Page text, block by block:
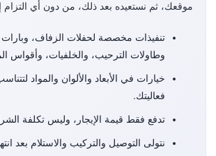
موقعك، ثم نستعيده بعد ذلك، من دون أي
تنفيذات مخصصة لحفلات الزفاف، وبارات
وطاولات الترحيب، والخلفيات، وأقواس
خيارات في الأبعاد والألوان والمواد
فعاليتك.
تدفع فقط قيمة الإيجار، وليس تكلفة
نتولى التوصيل والتركيب والاستلام بعد